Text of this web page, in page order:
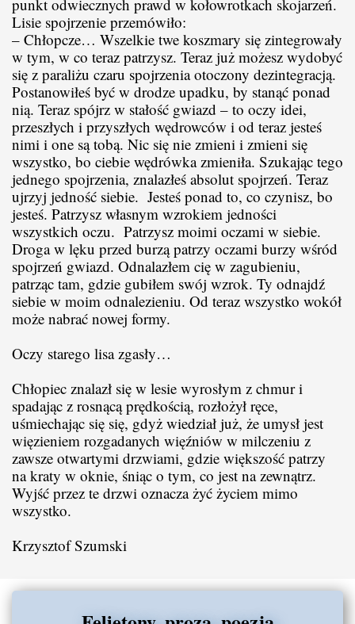
punkt odwiecznych prawd w kołowrotkach skojarzeń.
Lisie spojrzenie przemówiło:
– Chłopcze… Wszelkie twe koszmary się zintegrowały
w tym, w co teraz patrzysz. Teraz już możesz wydobyć
się z paraliżu czaru spojrzenia otoczony dezintegracją.
Postanowiłeś być w drodze upadku, by stanąć ponad
nią. Teraz spójrz w stałość gwiazd – to oczy idei,
przeszłych i przyszłych wędrowców i od teraz jesteś
nimi i one są tobą. Nic się nie zmieni i zmieni się
wszystko, bo ciebie wędrówka zmieniła. Szukając tego
jednego spojrzenia, znalazłeś absolut spojrzeń. Teraz
ujrzyj jedność siebie. Jesteś ponad to, co czynisz, bo
jesteś. Patrzysz własnym wzrokiem jedności
wszystkich oczu. Patrzysz moimi oczami w siebie.
Droga w lęku przed burzą patrzy oczami burzy wśród
spojrzeń gwiazd. Odnalazłem cię w zagubieniu,
patrząc tam, gdzie gubiłem swój wzrok. Ty odnajdź
siebie w moim odnalezieniu. Od teraz wszystko wokół
może nabrać nowej formy.
Oczy starego lisa zgasły…
Chłopiec znalazł się w lesie wyrosłym z chmur i
spadając z rosnącą prędkością, rozłożył ręce,
uśmiechając się się, gdyż wiedział już, że umysł jest
więzieniem rozgadanych więźniów w milczeniu z
zawsze otwartymi drzwiami, gdzie większość patrzy
na kraty w oknie, śniąc o tym, co jest na zewnątrz.
Wyjść przez te drzwi oznacza żyć życiem mimo
wszystko.
Krzysztof Szumski